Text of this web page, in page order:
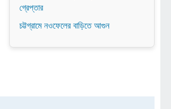
গ্রেপ্তার
চট্টগ্রামে নওফেলের বাড়িতে আগুন